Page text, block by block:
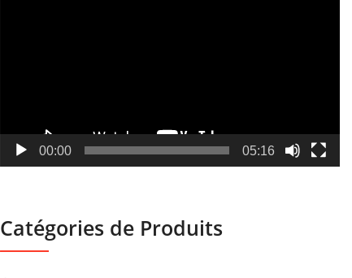
00:00 05:16
Catégories de Produits